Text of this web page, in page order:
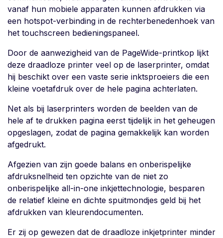
vanaf hun mobiele apparaten kunnen afdrukken via
een hotspot-verbinding in de rechterbenedenhoek van
het touchscreen bedieningspaneel.
Door de aanwezigheid van de PageWide-printkop lijkt
deze draadloze printer veel op de laserprinter, omdat
hij beschikt over een vaste serie inktsproeiers die een
kleine voetafdruk over de hele pagina achterlaten.
Net als bij laserprinters worden de beelden van de
hele af te drukken pagina eerst tijdelijk in het geheugen
opgeslagen, zodat de pagina gemakkelijk kan worden
afgedrukt.
Afgezien van zijn goede balans en onberispelijke
afdruksnelheid ten opzichte van de niet zo
onberispelijke all-in-one inkjettechnologie, besparen
de relatief kleine en dichte spuitmondjes geld bij het
afdrukken van kleurendocumenten.
Er zij op gewezen dat de draadloze inkjetprinter minder